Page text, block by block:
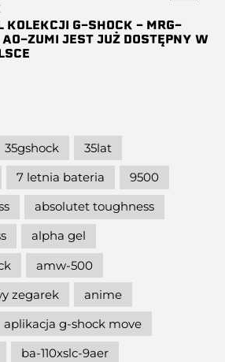
KOLEKCJI G-SHOCK – MRG-
ZUMI JEST JUŻ DOSTĘPNY W
35gshock
35lat
7 letnia bateria
9500
absolutet toughness
alpha gel
amw-500
zegarek
anime
aplikacja g-shock move
ba-110xslc-9aer